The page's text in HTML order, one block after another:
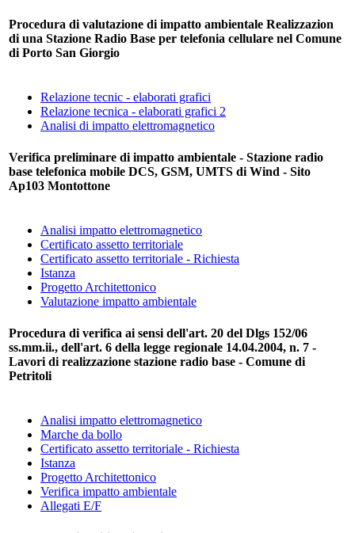
Procedura di valutazione di impatto ambientale Realizzazion
di una Stazione Radio Base per telefonia cellulare nel Comune
di Porto San Giorgio
Relazione tecnic - elaborati grafici
Relazione tecnica - elaborati grafici 2
Analisi di impatto elettromagnetico
Verifica preliminare di impatto ambientale - Stazione radio
base telefonica mobile DCS, GSM, UMTS di Wind - Sito
Ap103 Montottone
Analisi impatto elettromagnetico
Certificato assetto territoriale
Certificato assetto territoriale - Richiesta
Istanza
Progetto Architettonico
Valutazione impatto ambientale
Procedura di verifica ai sensi dell'art. 20 del Dlgs 152/06
ss.mm.ii., dell'art. 6 della legge regionale 14.04.2004, n. 7 -
Lavori di realizzazione stazione radio base - Comune di
Petritoli
Analisi impatto elettromagnetico
Marche da bollo
Certificato assetto territoriale - Richiesta
Istanza
Progetto Architettonico
Verifica impatto ambientale
Allegati E/F